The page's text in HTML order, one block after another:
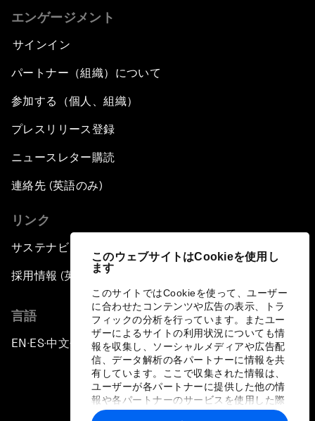
このウェブサイトはCookieを使用し
ます
このサイトではCookieを使って、ユーザー
に合わせたコンテンツや広告の表示、トラ
フィックの分析を行っています。またユー
ザーによるサイトの利用状況についても情
報を収集し、ソーシャルメディアや広告配
信、データ解析の各パートナーに情報を共
有しています。ここで収集された情報は、
ユーザーが各パートナーに提供した他の情
報や各パートナーのサービスを使用した際
に収集された情報と組み合わされ、各パー
エンゲージメント
サインイン
パートナー（組織）について
参加する（個人、組織）
プレスリリース登録
ニュースレター購読
連絡先 (英語のみ)
リンク
サステナビリティへの取り組み
採用情報 (英語のみ)
言語
EN ▪ES▪中文▪ 日本語